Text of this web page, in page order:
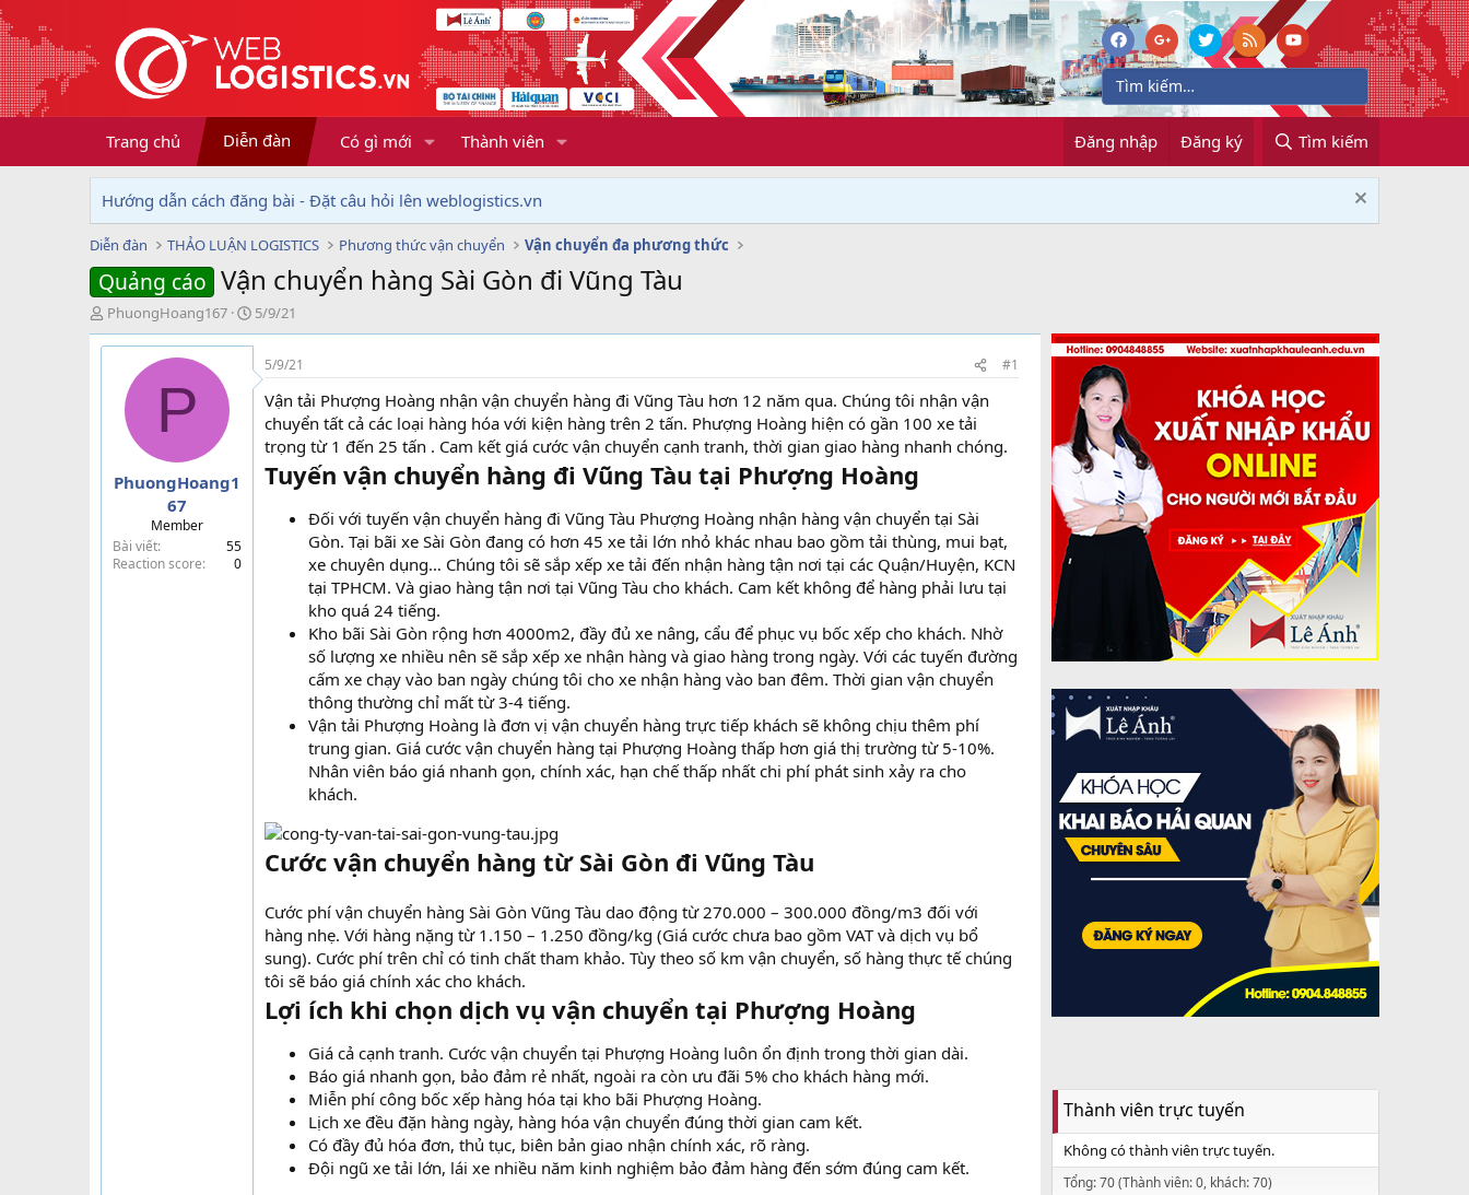
Trang chủ Diễn đàn Có gì mới Thành viên Đăng nhập Đăng ký Tìm kiếm
Hướng dẫn cách đăng bài - Đặt câu hỏi lên weblogistics.vn
Diễn đàn THẢO LUẬN LOGISTICS Phương thức vận chuyển Vận chuyển đa phương thức
Quảng cáo Vận chuyển hàng Sài Gòn đi Vũng Tàu
T
h
r
PhuongHoang167
N
g
y
g
5/9/21
P
PhuongHoang1
67
Member
Bài viết
55
Reaction score
0
5/9/21 #1
Vận tải Phượng Hoàng nhận vận chuyển hàng đi Vũng Tàu hơn 12 năm qua. Chúng tôi nhận vận
chuyển tất cả các loại hàng hóa với kiện hàng trên 2 tấn. Phượng Hoàng hiện có gần 100 xe tải
trọng từ 1 đến 25 tấn . Cam kết giá cước vận chuyển cạnh tranh, thời gian giao hàng nhanh chóng.
Tuyến vận chuyển hàng đi Vũng Tàu tại Phượng Hoàng
Đối với tuyến vận chuyển hàng đi Vũng Tàu Phượng Hoàng nhận hàng vận chuyển tại Sài
Gòn. Tại bãi xe Sài Gòn đang có hơn 45 xe tải lớn nhỏ khác nhau bao gồm tải thùng, mui bạt,
xe chuyên dụng… Chúng tôi sẽ sắp xếp xe tải đến nhận hàng tận nơi tại các Quận/Huyện, KCN
tại TPHCM. Và giao hàng tận nơi tại Vũng Tàu cho khách. Cam kết không để hàng phải lưu tại
kho quá 24 tiếng.
Kho bãi Sài Gòn rộng hơn 4000m2, đầy đủ xe nâng, cẩu để phục vụ bốc xếp cho khách. Nhờ
số lượng xe nhiều nên sẽ sắp xếp xe nhận hàng và giao hàng trong ngày. Với các tuyến đường
cấm xe chạy vào ban ngày chúng tôi cho xe nhận hàng vào ban đêm. Thời gian vận chuyển
thông thường chỉ mất từ 3-4 tiếng.
Vận tải Phượng Hoàng là đơn vị vận chuyển hàng trực tiếp khách sẽ không chịu thêm phí
trung gian. Giá cước vận chuyển hàng tại Phượng Hoàng thấp hơn giá thị trường từ 5-10%.
Nhân viên báo giá nhanh gọn, chính xác, hạn chế thấp nhất chi phí phát sinh xảy ra cho
khách.
Cước vận chuyển hàng từ Sài Gòn đi Vũng Tàu
Cước phí vận chuyển hàng Sài Gòn Vũng Tàu dao động từ 270.000 – 300.000 đồng/m3 đối với
hàng nhẹ. Với hàng nặng từ 1.150 – 1.250 đồng/kg (Giá cước chưa bao gồm VAT và dịch vụ bổ
sung). Cước phí trên chỉ có tinh chất tham khảo. Tùy theo số km vận chuyển, số hàng thực tế chúng
tôi sẽ báo giá chính xác cho khách.
Lợi ích khi chọn dịch vụ vận chuyển tại Phượng Hoàng
Giá cả cạnh tranh. Cước vận chuyển tại Phượng Hoàng luôn ổn định trong thời gian dài.
Báo giá nhanh gọn, bảo đảm rẻ nhất, ngoài ra còn ưu đãi 5% cho khách hàng mới.
Miễn phí công bốc xếp hàng hóa tại kho bãi Phượng Hoàng.
Lịch xe đều đặn hàng ngày, hàng hóa vận chuyển đúng thời gian cam kết.
Có đầy đủ hóa đơn, thủ tục, biên bản giao nhận chính xác, rõ ràng.
Đội ngũ xe tải lớn, lái xe nhiều năm kinh nghiệm bảo đảm hàng đến sớm đúng cam kết.
Thành viên trực tuyến
Không có thành viên trực tuyến.
Tổng: 70 (Thành viên: 0, khách: 70)